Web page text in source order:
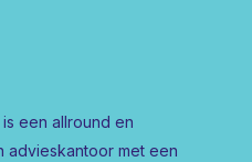
een allround en
advieskantoor met een